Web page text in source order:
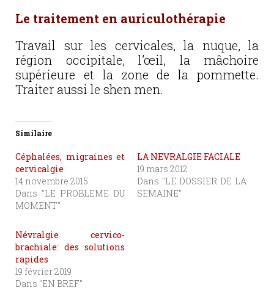
Le traitement en auriculothérapie
Travail sur les cervicales, la nuque, la
région occipitale, l’œil, la mâchoire
supérieure et la zone de la pommette.
Traiter aussi le shen men.
Similaire
Céphalées, migraines et
cervicalgie
14 novembre 2015
Dans "LE PROBLEME DU
MOMENT"
LA NEVRALGIE FACIALE
19 mars 2012
Dans "LE DOSSIER DE LA
SEMAINE"
Névralgie cervico-
brachiale: des solutions
rapides
19 février 2019
Dans "EN BREF"